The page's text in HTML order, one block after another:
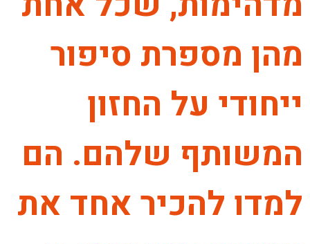
מהן מספרת סיפור
ייחודי על החזון
המשותף שלהם. הם
למדו להכיר אחד את